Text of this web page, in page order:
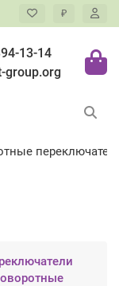
₽
13-14
group.org